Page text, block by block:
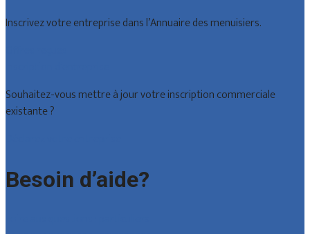
Inscrivez votre entreprise dans l’Annuaire des menuisiers.
Souhaitez-vous mettre à jour votre inscription commerciale
existante ?
Besoin d’aide?